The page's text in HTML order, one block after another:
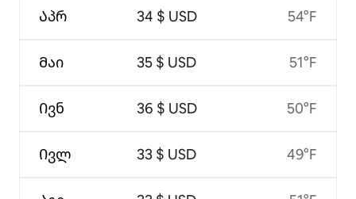
Აპრ
Მაი
Ივნ
Ივლ
34 $ USD
35 $ USD
36 $ USD
33 $ USD
54°F
51°F
50°F
49°F